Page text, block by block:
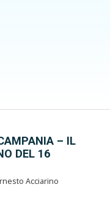
– IL
DEL 16
Acciarino